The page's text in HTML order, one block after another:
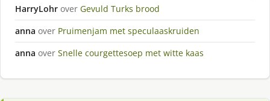
HarryLohr over Gevuld Turks brood
anna over Pruimenjam met speculaaskruiden
anna over Snelle courgettesoep met witte kaas